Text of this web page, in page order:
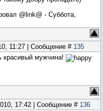
@link@ - Суббота,
11:27 | Сообщение # 135
красивый мужчина!
17:42 | Сообщение # 136